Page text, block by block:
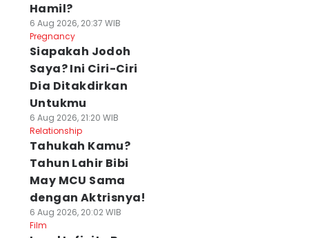
Hamil?
6 Aug 2026, 20:37 WIB
Pregnancy
Siapakah Jodoh
Saya? Ini Ciri-Ciri
Dia Ditakdirkan
Untukmu
6 Aug 2026, 21:20 WIB
Relationship
Tahukah Kamu?
Tahun Lahir Bibi
May MCU Sama
dengan Aktrisnya!
6 Aug 2026, 20:02 WIB
Film